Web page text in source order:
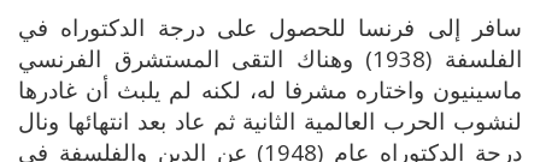
سافر إلى فرنسا للحصول على درجة الدكتوراه في
الفلسفة (1938) وهناك التقى المستشرق الفرنسي
ماسينيون واختاره مشرفا له، لكنه لم يلبث أن غادرها
لنشوب الحرب العالمية الثانية ثم عاد بعد انتهائها ونال
درجة الدكتوراه عام (1948) عن الدين والفلسفة في